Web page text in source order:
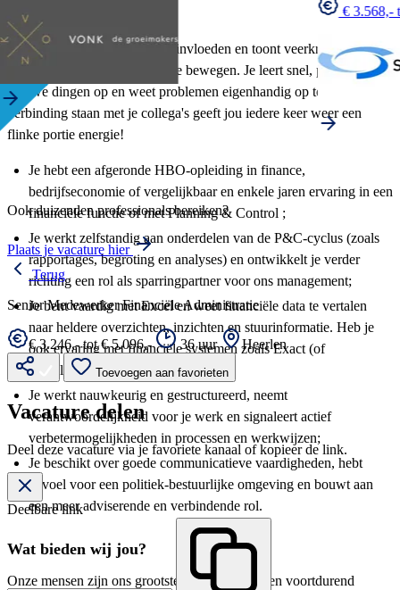
speelt in de omgeving.
Je bent je bewust van externe invloeden en toont veerkracht om met
de veranderende wereld mee te bewegen. Je leert snel, pikt graag
nieuwe dingen op en weet problemen eigenhandig op te lossen. In
verbinding staan met je collega's geeft jou iedere keer weer een
flinke portie energie!
Je hebt een afgeronde HBO-opleiding in finance,
bedrijfseconomie of vergelijkbaar en enkele jaren ervaring in een
financiële functie of met Planning & Control ;
Je werkt zelfstandig aan onderdelen van de P&C-cyclus (zoals
rapportages, begroting en analyses) en ontwikkelt je verder
richting een rol als sparringpartner voor ons management;
Je bent vaardig met Excel en weet financiële data te vertalen
naar heldere overzichten, inzichten en stuurinformatie. Heb je
ook ervaring met financiële systemen zoals Exact (of
vergelijkbaar), dan is dat een pré.
Je werkt nauwkeurig en gestructureerd, neemt
verantwoordelijkheid voor je werk en signaleert actief
verbetermogelijkheden in processen en werkwijzen;
Je beschikt over goede communicatieve vaardigheden, hebt
gevoel voor een politiek-bestuurlijke omgeving en bouwt aan
een meer adviserende en verbindende rol.
Wat bieden wij jou?
Onze mensen zijn ons grootste goed. Wij hebben voortdurend
€ 3.568,-
Ook duizenden professionals bereiken?
Plaats je vacature hier
Terug
Senior Medewerker Financiële Administratie
€ 3.246,- tot € 5.096,- 36 uur Heerlen
Toevoegen aan favorieten
Vacature delen
Deel deze vacature via je favoriete kanaal of kopieer de link.
Deelbare link